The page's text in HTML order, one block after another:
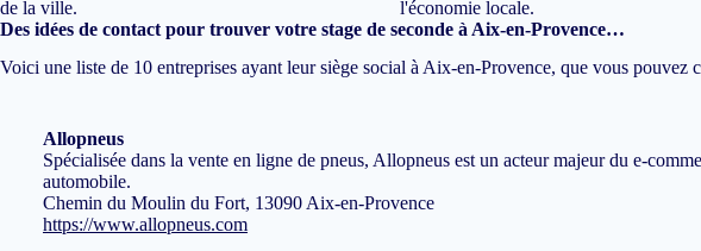
de la ville.
l'économie locale.
Des idées de contact pour trouver votre stage de seconde à Aix-en-Provence…
Voici une liste de 10 entreprises ayant leur siège social à Aix-en-Provence, que vous pouvez
Allopneus
Spécialisée dans la vente en ligne de pneus, Allopneus est un acteur majeur du e-
automobile.
Chemin du Moulin du Fort, 13090 Aix-en-Provence
https://www.allopneus.com